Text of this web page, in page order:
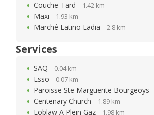
Couche-Tard - 1.42 km
Maxi - 1.93 km
Marché Latino Ladia - 2.8 km
Services
SAQ - 0.04 km
Esso - 0.07 km
Paroisse Ste Marguerite Bourgeoys -
Centenary Church - 1.89 km
Loblaw A Plein Gaz - 1.98 km